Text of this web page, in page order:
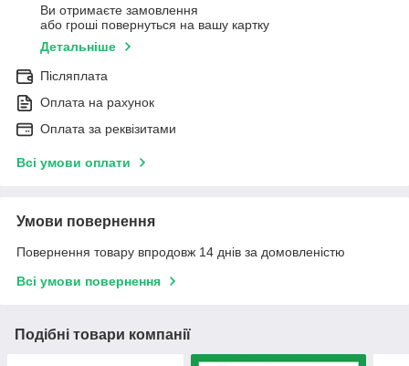
Ви отримаєте замовлення
або гроші повернуться на вашу картку
Детальніше
Післяплата
Оплата на рахунок
Оплата за реквізитами
Всі умови оплати
Умови повернення
Повернення товару впродовж 14 днів за домовленістю
Всі умови повернення
Подібні товари компанії